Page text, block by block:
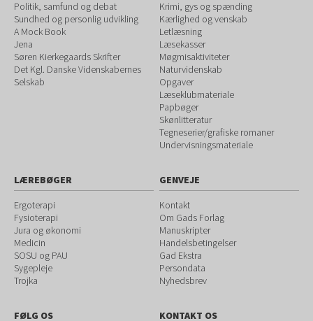
Politik, samfund og debat
Sundhed og personlig udvikling
A Mock Book
Jena
Søren Kierkegaards Skrifter
Det Kgl. Danske Videnskabernes
Selskab
Krimi, gys og spænding
Kærlighed og venskab
Letlæsning
Læsekasser
Møgmisaktiviteter
Naturvidenskab
Opgaver
Læseklubmateriale
Papbøger
Skønlitteratur
Tegneserier/grafiske romaner
Undervisningsmateriale
LÆREBØGER
Ergoterapi
Fysioterapi
Jura og økonomi
Medicin
SOSU og PAU
Sygepleje
Trojka
GENVEJE
Kontakt
Om Gads Forlag
Manuskripter
Handelsbetingelser
Gad Ekstra
Persondata
Nyhedsbrev
FØLG OS KONTAKT OS